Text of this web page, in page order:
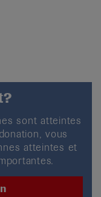
sont atteintes
vous
atteintes et